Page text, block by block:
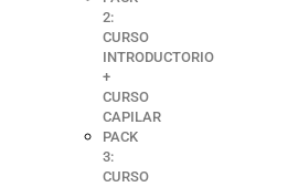
2:
CURSO
INTRODUCTORIO
+
CURSO
CAPILAR
PACK
3:
CURSO